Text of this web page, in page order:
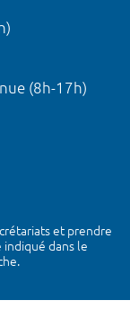
(8h-17h)
et prendre
indiqué dans le